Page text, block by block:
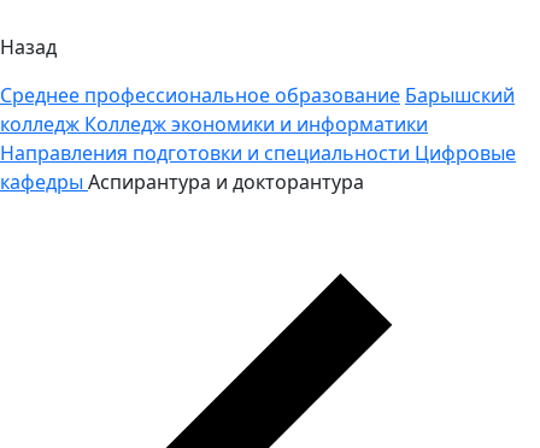
Назад
Среднее профессиональное образование Барышский
колледж Колледж экономики и информатики
Направления подготовки и специальности Цифровые
кафедры Аспирантура и докторантура